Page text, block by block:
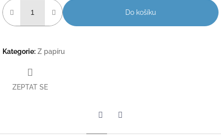
Do košíku
Kategorie: Z papíru
ZEPTAT SE